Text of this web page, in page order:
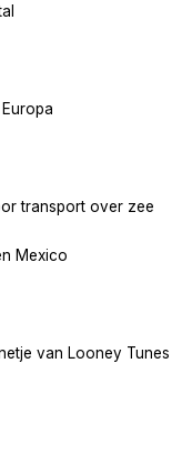
transport over zee
Mexico
van Looney Tunes